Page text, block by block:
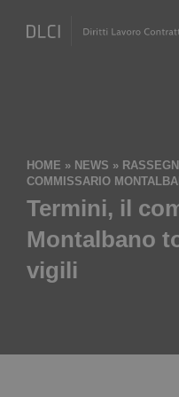
HOME » NEWS »
COMMISSARIO
Termini, il
Montalbano
vigili